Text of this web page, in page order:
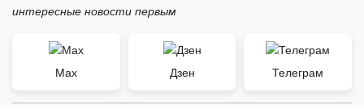
интересные новости первым
Max Дзен Телеграм